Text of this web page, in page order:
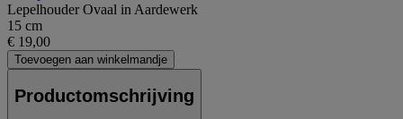
Lepelhouder Ovaal in Aardewerk
15 cm
€ 19,00
Toevoegen aan winkelmandje
Productomschrijving